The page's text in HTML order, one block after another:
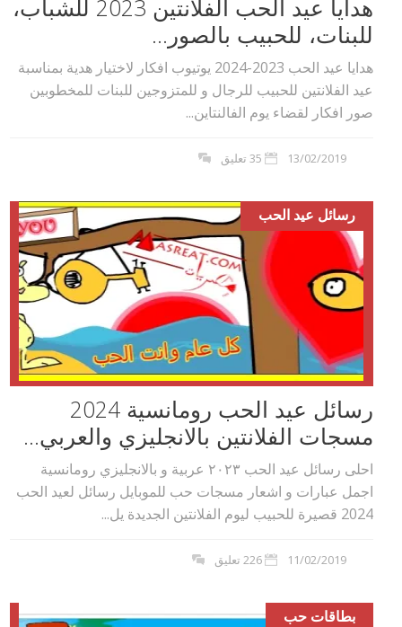
هدايا عيد الحب الفلانتين 2023 للشباب،
للبنات، للحبيب بالصور...
هدايا عيد الحب 2023-2024 يوتيوب افكار لاختيار هدية بمناسبة
عيد الفلانتين للحبيب للرجال و للمتزوجين للبنات للمخطوبين
صور افكار لقضاء يوم الفالنتاين...
13/02/2019 35 تعليق
رسائل عيد الحب
رسائل عيد الحب رومانسية 2024
مسجات الفلانتين بالانجليزي والعربي...
احلى رسائل عيد الحب ٢٠٢۳ عربية و بالانجليزي رومانسية
اجمل عبارات و اشعار مسجات حب للموبايل رسائل لعيد الحب
2024 قصيرة للحبيب ليوم الفلانتين الجديدة يل...
11/02/2019 226 تعليق
بطاقات حب